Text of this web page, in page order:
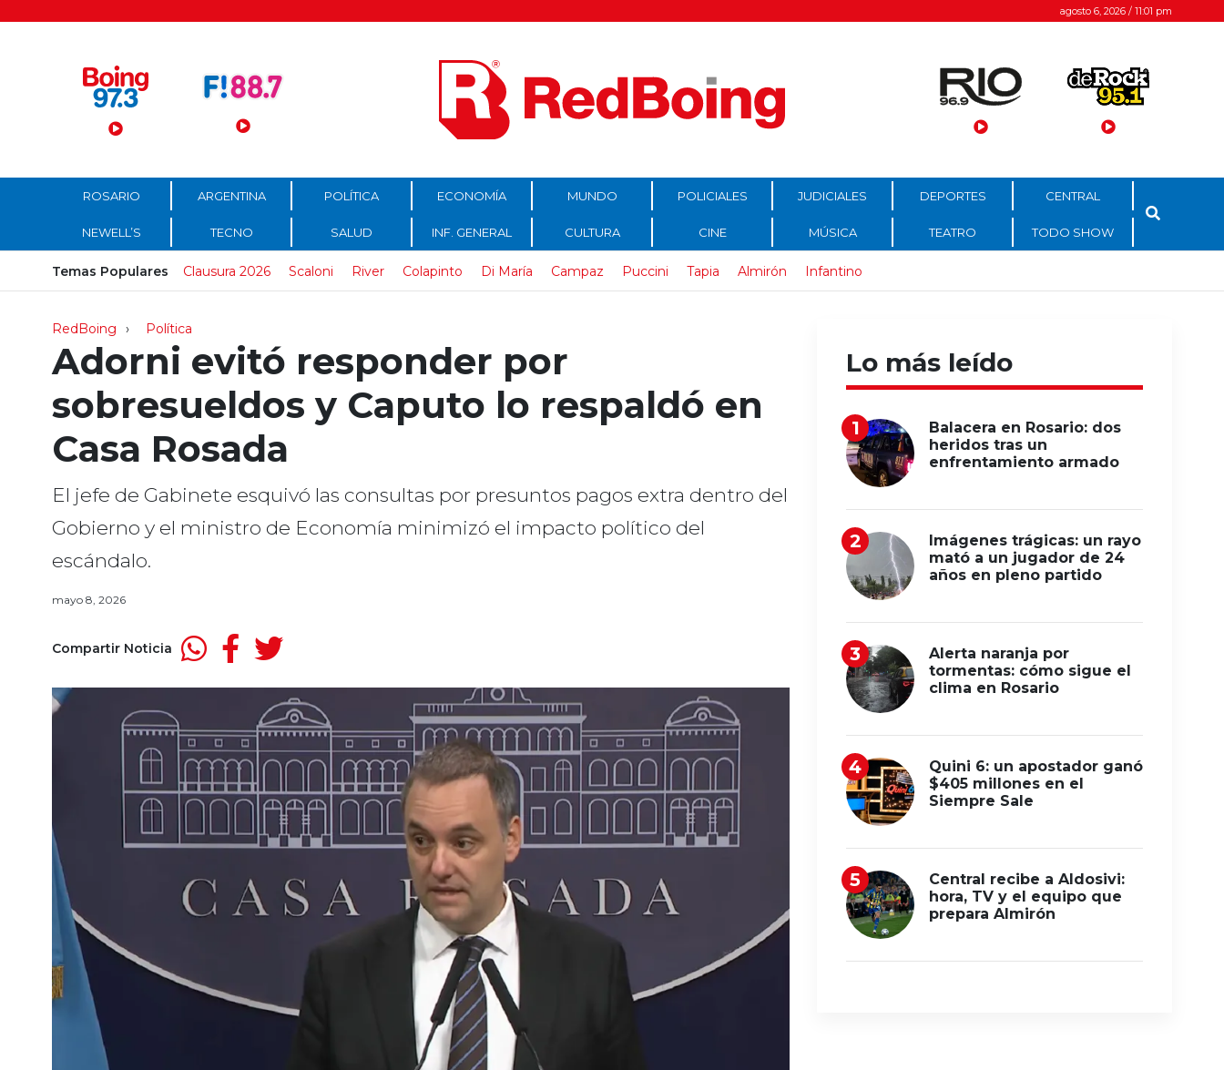
Menú Principal agosto 6, 2026 / 11:01 pm
ROSARIO ARGENTINA POLÍTICA ECONOMÍA MUNDO POLICIALES JUDICIALES DEPORTES CENTRAL
NEWELL’S TECNO SALUD INF. GENERAL CULTURA CINE MÚSICA TEATRO TODO SHOW
Temas Populares Clausura 2026 Scaloni River Colapinto Di María Campaz Puccini Tapia Almirón Infantino
RedBoing Política
Adorni evitó responder por
sobresueldos y Caputo lo respaldó en
Casa Rosada
El jefe de Gabinete esquivó las consultas por presuntos pagos extra dentro del
Gobierno y el ministro de Economía minimizó el impacto político del
escándalo.
mayo 8, 2026
Compartir Noticia
Lo más leído
Balacera en Rosario: dos
heridos tras un
enfrentamiento armado
Imágenes trágicas: un rayo
mató a un jugador de 24
años en pleno partido
Alerta naranja por
tormentas: cómo sigue el
clima en Rosario
Quini 6: un apostador ganó
$405 millones en el
Siempre Sale
Central recibe a Aldosivi:
hora, TV y el equipo que
prepara Almirón